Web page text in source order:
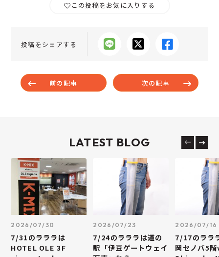
この投稿をお気に入りする
投稿をシェアする
前の記事 次の記事
LATEST BLOG
2026/07/30
7/31のラララは
HOTEL OLE 3F
2026/07/23
7/24のラララは道の
駅「伊豆ゲートウェイ
2026/07/16
7/17のララ
岡セノバ5